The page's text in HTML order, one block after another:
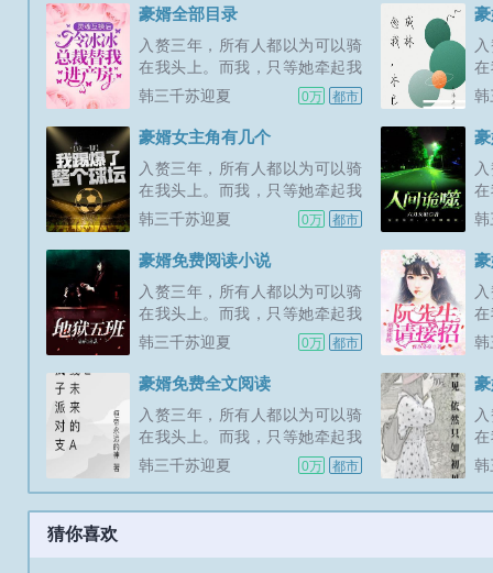
欢的多多支持，点个收藏，谢谢
豪婿全部目录
入赘三年，所有人都以为可以骑
在我头上。而我，只等她牵起我
的手，便可以给她整个世界。新
欢的多多支持，点个收藏，谢谢
韩三千苏迎夏 0万 都市 韩
豪婿女主角有几个
入赘三年，所有人都以为可以骑
在我头上。而我，只等她牵起我
的手，便可以给她整个世界。新
欢的多多支持，点个收藏，谢谢
韩三千苏迎夏 0万 都市 韩
豪婿免费阅读小说
入赘三年，所有人都以为可以骑
在我头上。而我，只等她牵起我
的手，便可以给她整个世界。新
欢的多多支持，点个收藏，谢谢
韩三千苏迎夏 0万 都市 韩
豪婿免费全文阅读
入赘三年，所有人都以为可以骑
在我头上。而我，只等她牵起我
的手，便可以给她整个世界。新
韩三千苏迎夏 0万 都市 韩
猜你喜欢